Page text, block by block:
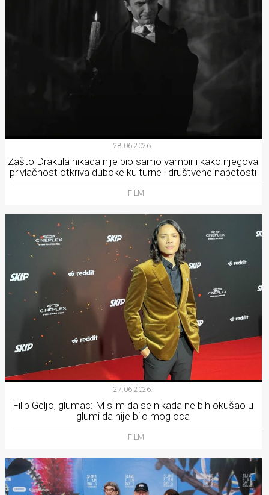
28.06.2026.
Zašto Drakula nikada nije bio samo vampir i kako njegova
privlačnost otkriva duboke kulturne i društvene napetosti
FILM
27.06.2026.
Filip Geljo, glumac: Mislim da se nikada ne bih okušao u
glumi da nije bilo mog oca
FILM